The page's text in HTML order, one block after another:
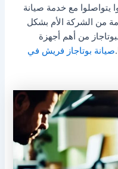
يتواصلوا مع خدمة صيانة
من الشركة الأم بشكل
من أهم أجهزة
صيانة بوتاجاز فريش في